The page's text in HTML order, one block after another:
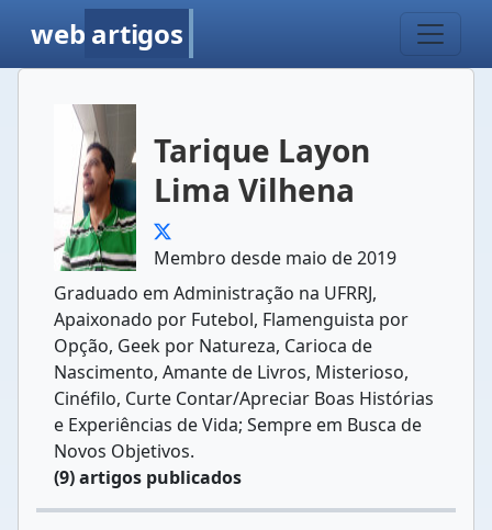
web artigos
Tarique Layon
Lima Vilhena
Membro desde maio de 2019
Graduado em Administração na UFRRJ,
Apaixonado por Futebol, Flamenguista por
Opção, Geek por Natureza, Carioca de
Nascimento, Amante de Livros, Misterioso,
Cinéfilo, Curte Contar/Apreciar Boas Histórias
e Experiências de Vida; Sempre em Busca de
Novos Objetivos.
(9) artigos publicados